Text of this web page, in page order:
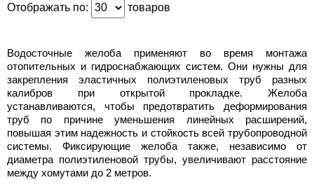
Отображать по:
товаров
Водосточные желоба применяют во время монтажа
отопительных и гидроснабжающих систем. Они нужны для
закрепления эластичных полиэтиленовых труб разных
калибров при открытой прокладке. Желоба
устанавливаются, чтобы предотвратить деформирования
труб по причине уменьшения линейных расширений,
повышая этим надежность и стойкость всей трубопроводной
системы. Фиксирующие желоба также, независимо от
диаметра полиэтиленовой трубы, увеличивают расстояние
между хомутами до 2 метров.